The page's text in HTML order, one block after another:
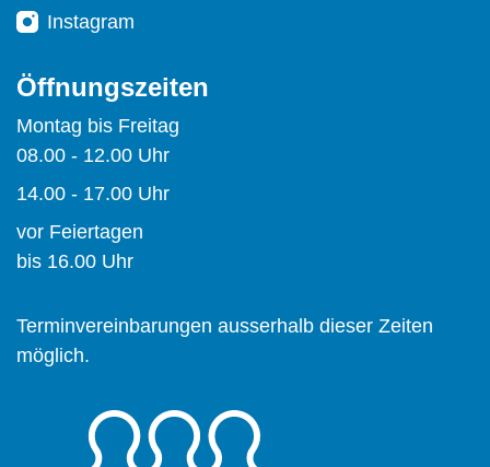
Instagram
Öffnungszeiten
Montag bis Freitag
08.00 - 12.00 Uhr
14.00 - 17.00 Uhr
vor Feiertagen
bis 16.00 Uhr
Terminvereinbarungen ausserhalb dieser Zeiten
möglich.